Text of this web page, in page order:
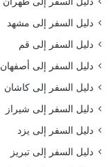
دليل السفر إلى مشهد
دليل السفر إلى قم
دليل السفر إلى أصفهان
دليل السفر إلى كاشان
دليل السفر إلى شيراز
دليل السفر إلى يزد
دليل السفر إلى تبريز